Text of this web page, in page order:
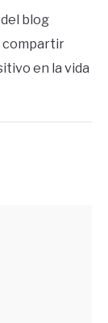
blog
compartir
en la vida